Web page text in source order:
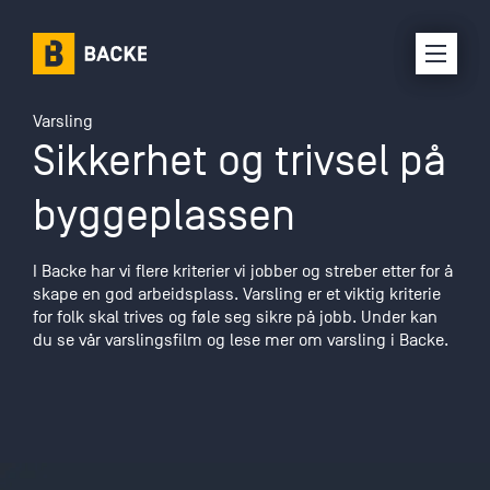
Karriere
Om oss
Prosjekter
Varsling
Sikkerhet og trivsel på
byggeplassen
I Backe har vi flere kriterier vi jobber og streber etter for å
skape en god arbeidsplass. Varsling er et viktig kriterie
for folk skal trives og føle seg sikre på jobb. Under kan
du se vår varslingsfilm og lese mer om varsling i Backe.